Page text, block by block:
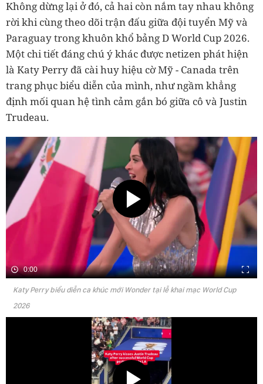
Không dừng lại ở đó, cả hai còn nắm tay nhau không
rời khi cùng theo dõi trận đấu giữa đội tuyển Mỹ và
Paraguay trong khuôn khổ bảng D World Cup 2026.
Một chi tiết đáng chú ý khác được netizen phát hiện
là Katy Perry đã cài huy hiệu cờ Mỹ - Canada trên
trang phục biểu diễn của mình, như ngầm khẳng
định mối quan hệ tình cảm gắn bó giữa cô và Justin
Trudeau.
0:00
Katy Perry biểu diễn ca khúc mới Wonder tại lễ khai mạc World Cup
2026